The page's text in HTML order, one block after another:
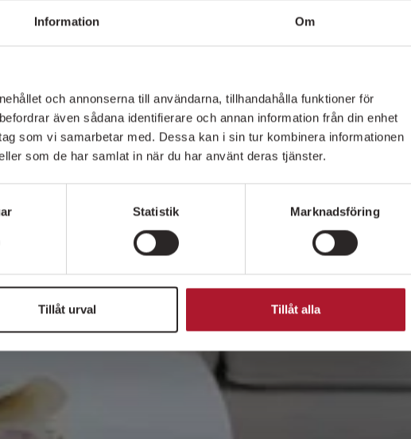
Information Om
och annonserna till användarna, tillhandahålla funktioner för
även sådana identifierare och annan information från din enhet
som vi samarbetar med. Dessa kan i sin tur kombinera informationen
som de har samlat in när du har använt deras tjänster.
Statistik Marknadsföring
Tillåt urval Tillåt alla